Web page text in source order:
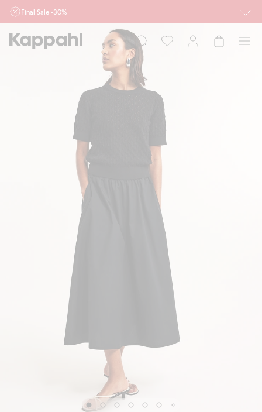
Final Sale -30%
Ważne przy zakupie min. 2 sztuk produktów włączonych w ofertę, również z
działu outlet do 10.8 w sklepach Kappahl i Newbie oraz na kappahl.com. Ofert
nie łączymy
Mężczyzna Dziecko